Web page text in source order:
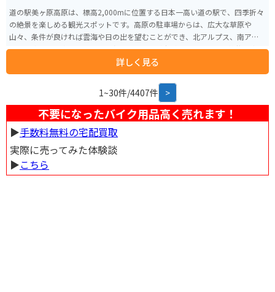
道の駅美ヶ原高原は、標高2,000mに位置する日本一高い道の駅で、四季折々
の絶景を楽しめる観光スポットです。高原の駐車場からは、広大な草原や
山々、条件が良ければ雲海や日の出を望むことができ、北アルプス、南アル
プス、浅間山、富士山まで360度のパノラマが広がります。夏には放牧の牛や
可憐な花々が風に揺れる穏やかな風景を楽しめ、避暑地としても人気です。
美ヶ原高原美術館に隣接し、展望レストランや広い売店、展望テラスもあ
り、景色を眺めながらゆったり過ごせます。アクセスは岡谷市の長野道岡谷IC
から国道142号・ビーナスライン経由で約1時間。バイクでも通行可能です
が、街灯のない山道が長く続き、冬季は通行止めとなるため注意が必要です。
詳しく見る
1~30件/4407件 >
不要になったバイク用品高く売れます！
▶︎手数料無料の宅配買取
実際に売ってみた体験談
▶︎こちら